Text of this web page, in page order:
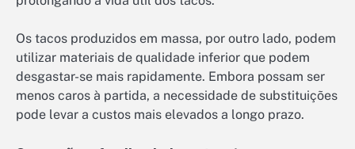
Os tacos produzidos em massa, por outro lado, podem
utilizar materiais de qualidade inferior que podem
desgastar-se mais rapidamente. Embora possam ser
menos caros à partida, a necessidade de substituições
pode levar a custos mais elevados a longo prazo.